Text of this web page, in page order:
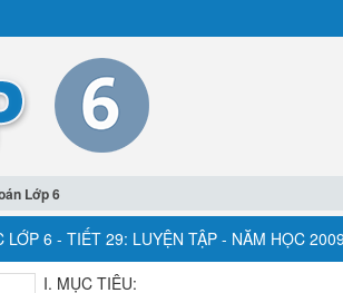
Lớp 6
LỚP 6 - TIẾT 29: LUYỆN TẬP - NĂM HỌC
I. MỤC TIÊU: